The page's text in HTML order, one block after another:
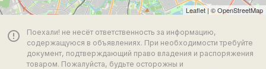
Leaflet| ©OpenStreetMap
error_outline
Поехали! не несёт ответственность за информацию,
содержащуюся в объявлениях. При необходимости требуйте
документ, подтверждающий право владения и распоряжения
товаром. Пожалуйста, будьте осторожны и